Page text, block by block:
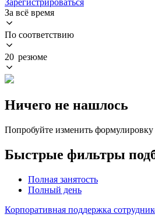
За всё время
По соответствию
20 резюме
Ничего не нашлось
Попробуйте изменить
Быстрые фильтры
Полная занятость
Полный день
Корпоративная поддержка